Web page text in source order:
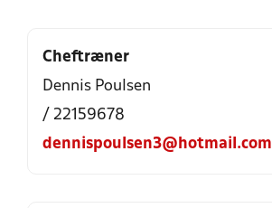
Cheftræner
Dennis Poulsen
/ 22159678
dennispoulsen3@hotmail.com